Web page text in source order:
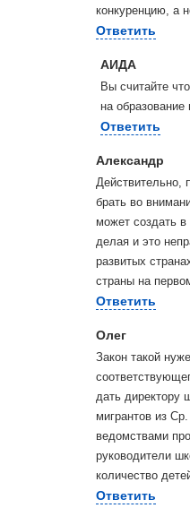
конкуренцию, а
Ответить
АИДА
Вы считайте
на образование
Ответить
Александр
Действительно,
брать во
может создать
делая и это
развитых
страны на
Ответить
Олег
Закон такой
дать директору
мигрантов из
ведомствами
руководители
количество
Ответить